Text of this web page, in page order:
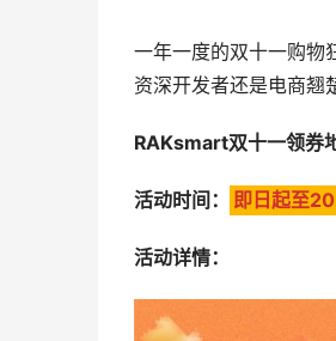
一年一度的双十一购物
资深开发者还是电商翘
RAKsmart双十一领券
活动时间： 即日起至
活动详情：